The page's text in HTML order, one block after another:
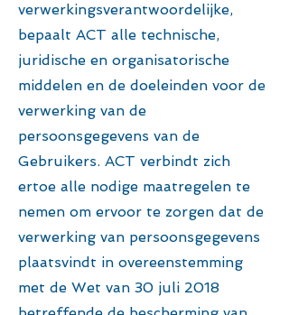
verwerkingsverantwoordelijke,
bepaalt ACT alle technische,
juridische en organisatorische
middelen en de doeleinden voor de
verwerking van de
persoonsgegevens van de
Gebruikers. ACT verbindt zich
ertoe alle nodige maatregelen te
nemen om ervoor te zorgen dat de
verwerking van persoonsgegevens
plaatsvindt in overeenstemming
met de Wet van 30 juli 2018